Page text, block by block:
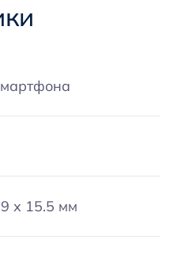
х 15.5 мм